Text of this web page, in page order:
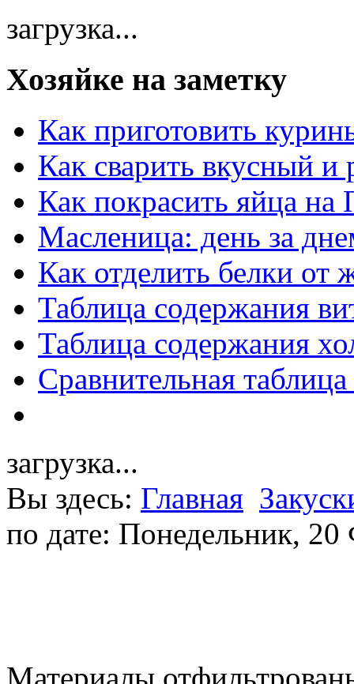
загрузка...
Хозяйке на заметку
Как приготовить
Как сварить вкусный и
Как покрасить яйца на
Масленица: день за
Как отделить белки от
Таблица содержания
Таблица содержания
Сравнительная
загрузка...
Вы здесь: Главная
по дате: Понедельник, 20